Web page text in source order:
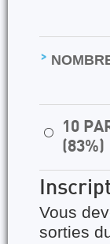
⚪
10
(83%)
Vous
sorties